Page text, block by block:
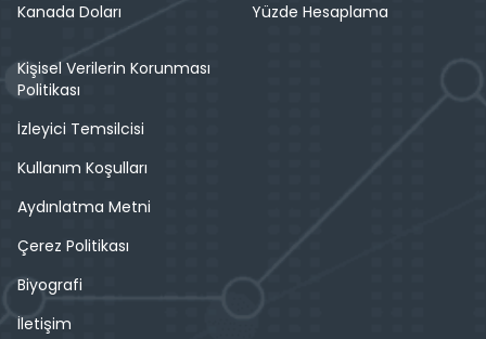
Kanada Doları
Yüzde Hesaplama
Kişisel Verilerin Korunması
Politikası
İzleyici Temsilcisi
Kullanım Koşulları
Aydınlatma Metni
Çerez Politikası
Biyografi
İletişim